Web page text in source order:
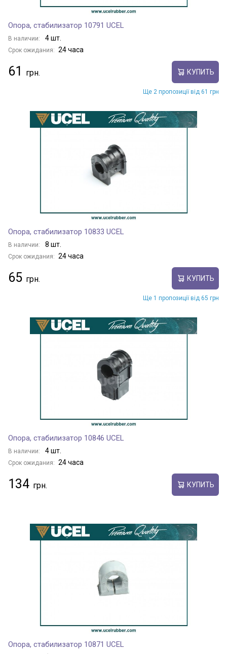
Опора, стабилизатор 10791 UCEL
В наличии: 4 шт.
Срок ожидания: 24 часа
61 КУПИТЬ
Ще 2 пропозиції від 61 грн
Опора, стабилизатор 10833 UCEL
В наличии: 8 шт.
Срок ожидания: 24 часа
65 КУПИТЬ
Ще 1 пропозиції від 65 грн
Опора, стабилизатор 10846 UCEL
В наличии: 4 шт.
Срок ожидания: 24 часа
134 КУПИТЬ
Опора, стабилизатор 10871 UCEL